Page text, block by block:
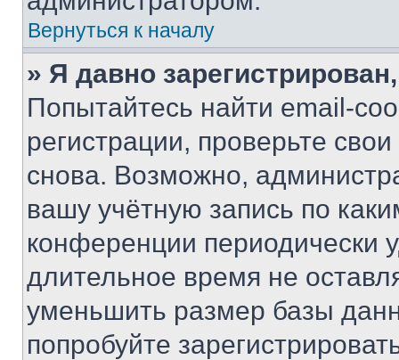
Вернуться к началу
» Я давно
Попытайтесь найти email-
регистрации, проверьте
снова. Возможно,
вашу учётную запись по
конференции периодически
длительное время не
уменьшить размер базы
попробуйте